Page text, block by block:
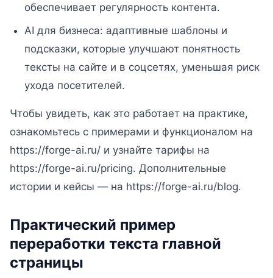
обеспечивает регулярность контента.
AI для бизнеса: адаптивные шаблоны и
подсказки, которые улучшают понятность
тексты на сайте и в соцсетях, уменьшая риск
ухода посетителей.
Чтобы увидеть, как это работает на практике,
ознакомьтесь с примерами и функционалом на
https://forge-ai.ru/ и узнайте тарифы на
https://forge-ai.ru/pricing. Дополнительные
истории и кейсы — на https://forge-ai.ru/blog.
Практический пример
переработки текста главной
страницы